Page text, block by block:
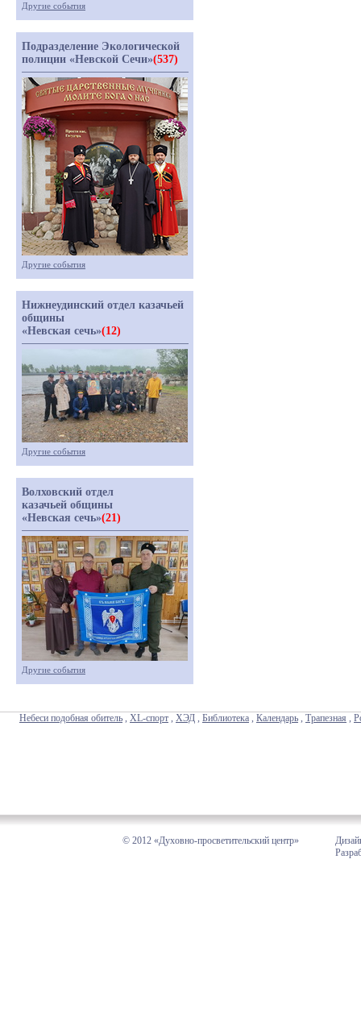
Другие события
Подразделение Экологической
полиции «Невской Сечи»(537)
Другие события
Нижнеудинский отдел казачьей
общины
«Невская сечь»(12)
Другие события
Волховский отдел
казачьей общины
«Невская сечь»(21)
Другие события
Небеси подобная обитель , XL-спорт , ХЭД , Библиотека , Календарь , Трапезная ,
© 2012 «Духовно-просветительский центр»